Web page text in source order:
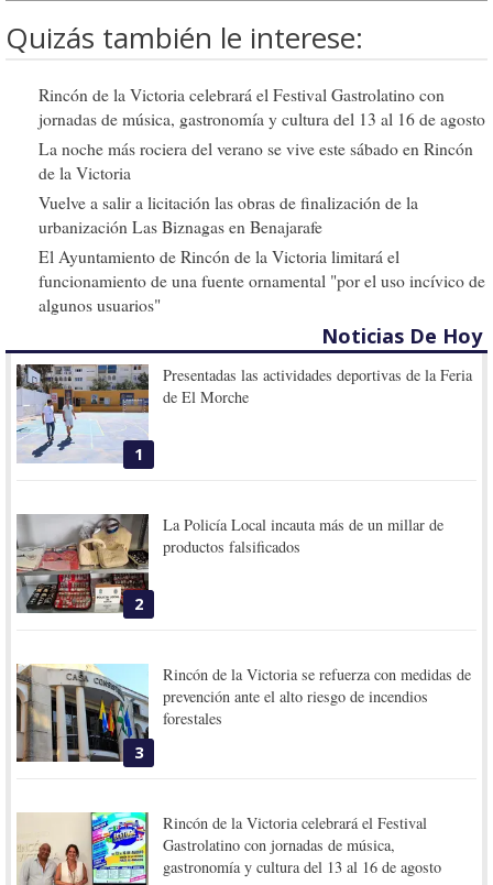
Quizás también le interese:
Rincón de la Victoria celebrará el Festival Gastrolatino con
jornadas de música, gastronomía y cultura del 13 al 16 de agosto
La noche más rociera del verano se vive este sábado en Rincón
de la Victoria
Vuelve a salir a licitación las obras de finalización de la
urbanización Las Biznagas en Benajarafe
El Ayuntamiento de Rincón de la Victoria limitará el
funcionamiento de una fuente ornamental "por el uso incívico de
algunos usuarios"
Noticias De Hoy
1
Presentadas las actividades deportivas de la Feria
de El Morche
2
La Policía Local incauta más de un millar de
productos falsificados
3
Rincón de la Victoria se refuerza con medidas de
prevención ante el alto riesgo de incendios
forestales
Rincón de la Victoria celebrará el Festival
Gastrolatino con jornadas de música,
gastronomía y cultura del 13 al 16 de agosto